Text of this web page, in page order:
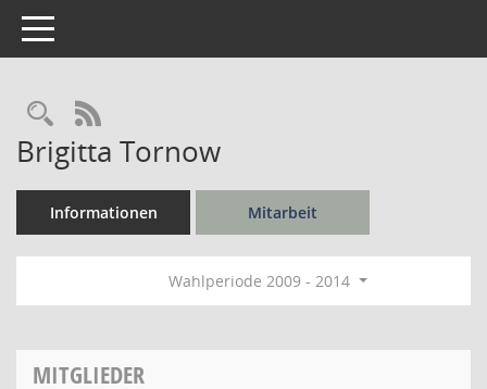
Toggle navigation
Rechercheauswahl
RSS-Feed
Brigitta Tornow
Informationen Mitarbeit
Wahlperiode 2009 - 2014
MITGLIEDER